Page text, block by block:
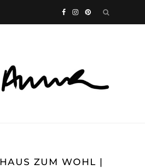
ZUM WOHL |